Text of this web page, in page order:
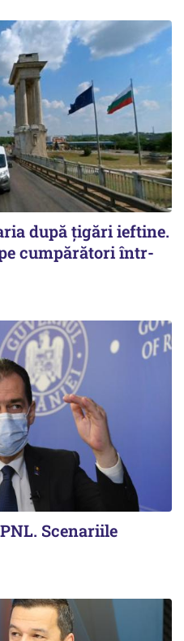
după țigări ieftine.
cumpărători într-
Scenariile